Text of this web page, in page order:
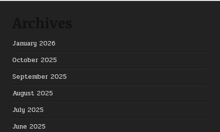
January 2026
October 2025
September 2025
August 2025
July 2025
June 2025